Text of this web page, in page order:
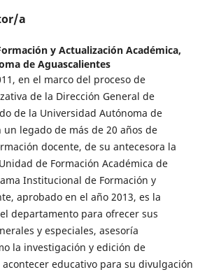
a
y Actualización Académica,
de Aguascalientes
en el marco del proceso de
de la Dirección General de
de la Universidad Autónoma de
un legado de más de 20 años de
docente, de su antecesora la
de Formación Académica de
Institucional de Formación y
aprobado en el año 2013, es la
departamento para ofrecer sus
y especiales, asesoría
la investigación y edición de
educativo para su divulgación